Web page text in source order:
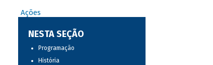
Ações
NESTA SEÇÃO
Programação
História